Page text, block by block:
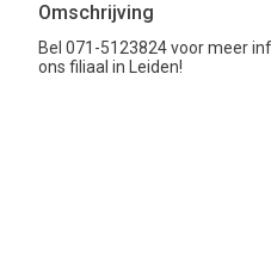
Omschrijving
Bel 071-5123824 voor meer
ons filiaal in Leiden!